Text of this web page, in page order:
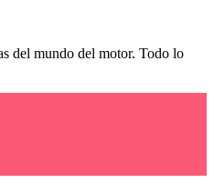
del mundo del motor. Todo lo